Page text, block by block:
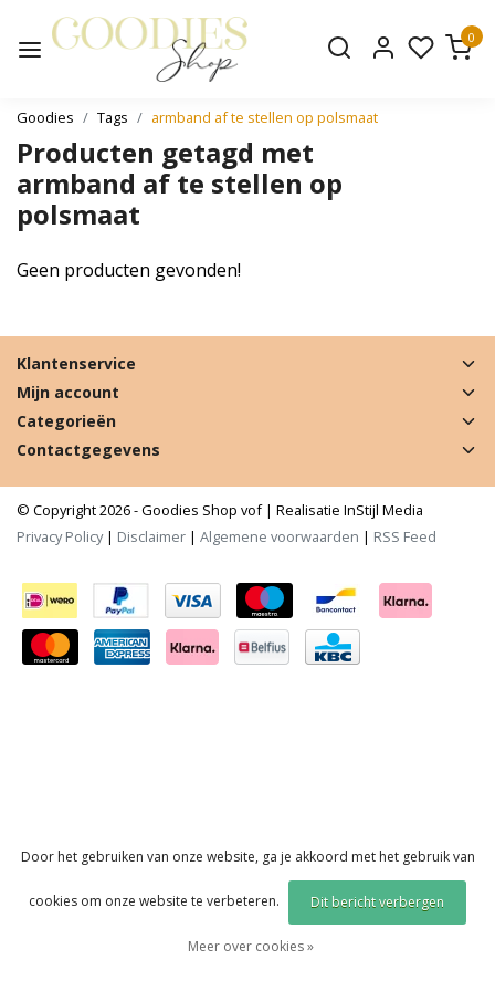
0
Goodies Tags armband af te stellen op polsmaat
Producten getagd met
armband af te stellen op
polsmaat
Geen producten gevonden!
Klantenservice
Mijn account
Categorieën
Contactgegevens
© Copyright 2026 - Goodies Shop vof | Realisatie InStijl Media
Privacy Policy| Disclaimer | Algemene voorwaarden | RSS Feed
Door het gebruiken van onze website, ga je akkoord met het gebruik van
cookies om onze website te verbeteren. Dit bericht verbergen
Meer over cookies »